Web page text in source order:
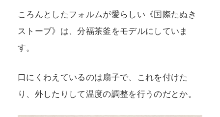
ころんとしたフォルムが愛らしい《国際たぬき
ストーブ》は、分福茶釜をモデルにしていま
す。
口にくわえているのは扇子で、これを付けた
り、外したりして温度の調整を行うのだとか。